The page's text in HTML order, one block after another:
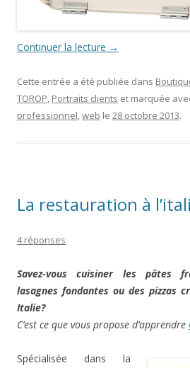
Continuer la lecture →
Cette entrée a été publiée dans
TOROP, Portraits clients et marquée
professionnel,web le 28 octobre 2013.
La restauration à
4 réponses
Savez-vous cuisiner les pâtes
lasagnes fondantes ou des pizzas
Italie?
C’est ce que vous propose d’apprendre
Spécialisée dans la